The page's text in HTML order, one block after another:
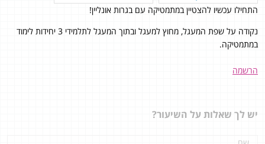
התחילו עכשיו להצטיין במתמטיקה עם בגרות אונליין!
נקודה על שפת המעגל, מחוץ למעגל ובתוך המעגל לתלמידי 3 יחידות לימוד
במתמטיקה.
הרשמה
יש לך שאלות על השיעור?